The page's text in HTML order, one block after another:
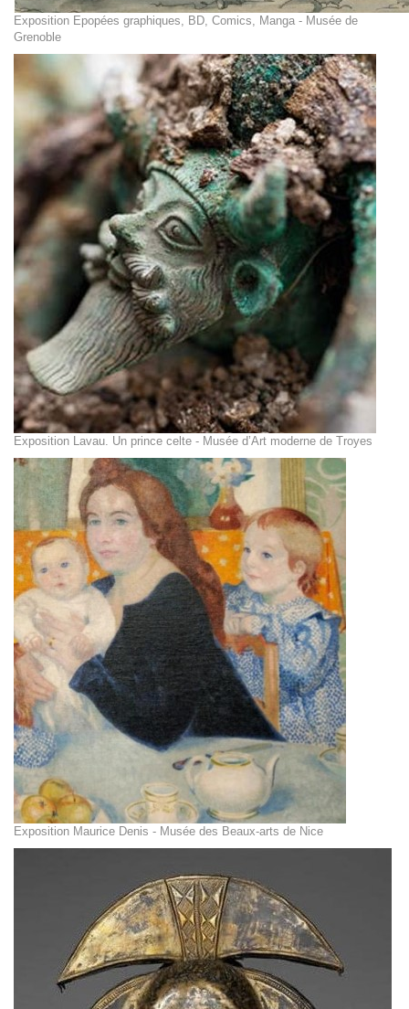
Exposition Epopées graphiques, BD, Comics, Manga - Musée de
Grenoble
Exposition Lavau. Un prince celte - Musée d’Art moderne de Troyes
Exposition Maurice Denis - Musée des Beaux-arts de Nice